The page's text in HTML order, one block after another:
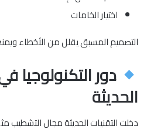
اختيار الخامات
التصميم المسبق يقلل من الأخطاء
دور التكنولوجيا
الحديثة
دخلت التقنيات الحديثة مجال التشطيب